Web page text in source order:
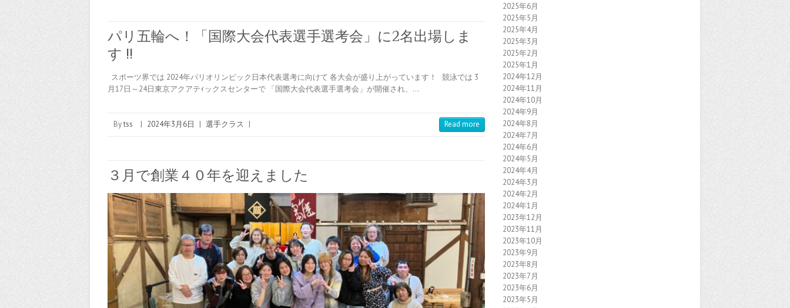
パリ五輪へ！「国際大会代表選手選考会」に2名出場しま
す !!
スポーツ界では 2024年パリオリンピック日本代表選考に向けて 各大会が盛り上がっています！ 競泳では 3
月17日～24日東京アクアテｨックスセンターで 「国際大会代表選手選考会」が開催され、…
Bytss | 2024年3月6日 | 選手クラス | Read more
３月で創業４０年を迎えました
2025年6月
2025年5月
2025年4月
2025年3月
2025年2月
2025年1月
2024年12月
2024年11月
2024年10月
2024年9月
2024年8月
2024年7月
2024年6月
2024年5月
2024年4月
2024年3月
2024年2月
2024年1月
2023年12月
2023年11月
2023年10月
2023年9月
2023年8月
2023年7月
2023年6月
2023年5月